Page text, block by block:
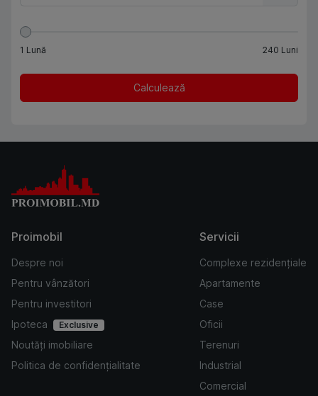
1 Lună 240 Luni
Calculează
Proimobil
Despre noi
Pentru vânzători
Pentru investitori
Ipoteca
Exclusive
Noutăți imobiliare
Politica de confidențialitate
Servicii
Complexe rezidențiale
Apartamente
Case
Oficii
Terenuri
Industrial
Comercial